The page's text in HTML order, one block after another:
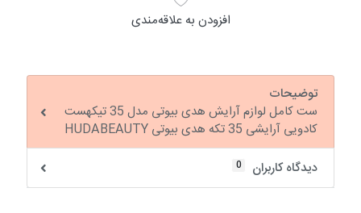
افزودن به علاقه‌مندی
توضیحات
ست کامل لوازم آرایش هدی بیوتی مدل 35 تیکهست
کادویی آرایشی 35 تکه هدی بیوتی HUDABEAUTY
دیدگاه کاربران
0